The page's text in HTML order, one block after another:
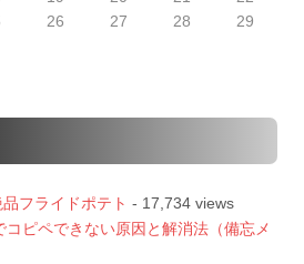
26 27 28
29
フライドポテト - 17,734 views
ピペできない原因と解消法（備忘メ